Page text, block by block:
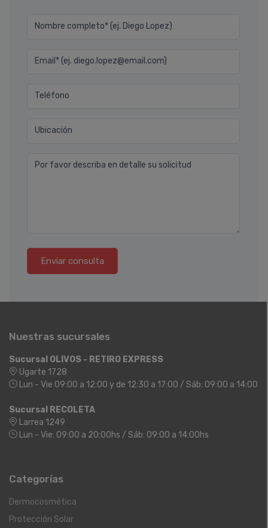
Nombre completo* (ej. Diego Lopez)
Email* (ej. diego.lopez@email.com)
Teléfono
Ubicación
Por favor describa en detalle su solicitud
Enviar consulta
Nuestras sucursales
Sucursal OLIVOS - RETIRO EXPRESS
Ugarte 1728
Lun - Vie 09:00 a 12:00 y de 12:30 a 17:00 / Sáb: 09:00 a 14:00
Sucursal RECOLETA
Larrea 1249
Lun - Vie: 09:00 a 20:00hs / Sáb: 09:00 a 14:00hs
Categorías
Dermocosmética
Protección Solar